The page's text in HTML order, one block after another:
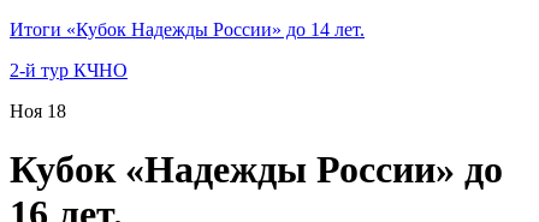
Итоги «Кубок Надежды России» до 14 лет.
2-й тур КЧНО
Ноя 18
Кубок «Надежды России» до